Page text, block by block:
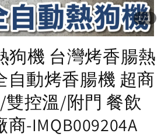
1/1
狗機 台灣烤香腸熱
自動烤香腸機 超商
雙控溫/附門 餐飲
-IMQB009204A